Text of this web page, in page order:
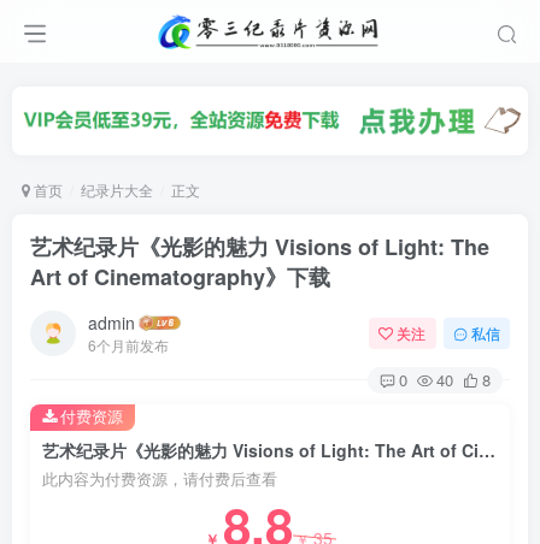
首页 纪录片大全 正文
艺术纪录片《光影的魅力 Visions of Light: The
Art of Cinematography》下载
admin
6个月前发布
关注 私信
0 40 8
艺术纪录片《光影的魅力 Visions of Light: The Art of Cinematography》下载
此内容为付费资源，请付费后查看
￥ 8.8￥35
付费资源